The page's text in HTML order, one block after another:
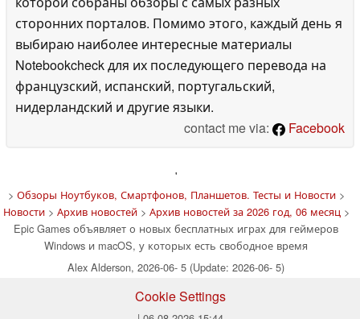
сторонних порталов. Помимо этого, каждый день я
выбираю наиболее интересные материалы
Notebookcheck для их последующего перевода на
французский, испанский, португальский,
нидерландский и другие языки.
contact me via:
Facebook
'
> Обзоры Ноутбуков, Смартфонов, Планшетов. Тесты и Новости>
Новости> Архив новостей> Архив новостей за 2026 год, 06 месяц>
Epic Games объявляет о новых бесплатных играх для геймеров
Windows и macOS, у которых есть свободное время
Alex Alderson, 2026-06- 5 (Update: 2026-06- 5)
Cookie Settings